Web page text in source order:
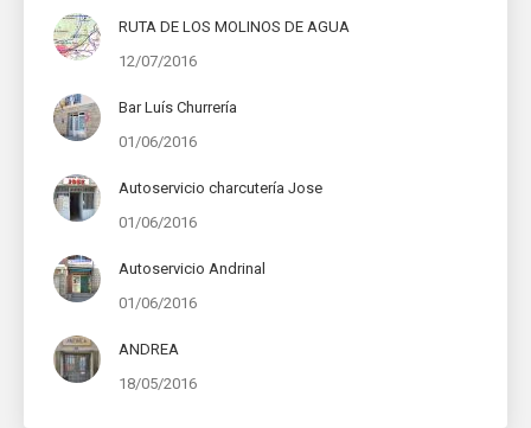
RUTA DE LOS MOLINOS DE AGUA
12/07/2016
Bar Luís Churrería
01/06/2016
Autoservicio charcutería Jose
01/06/2016
Autoservicio Andrinal
01/06/2016
ANDREA
18/05/2016